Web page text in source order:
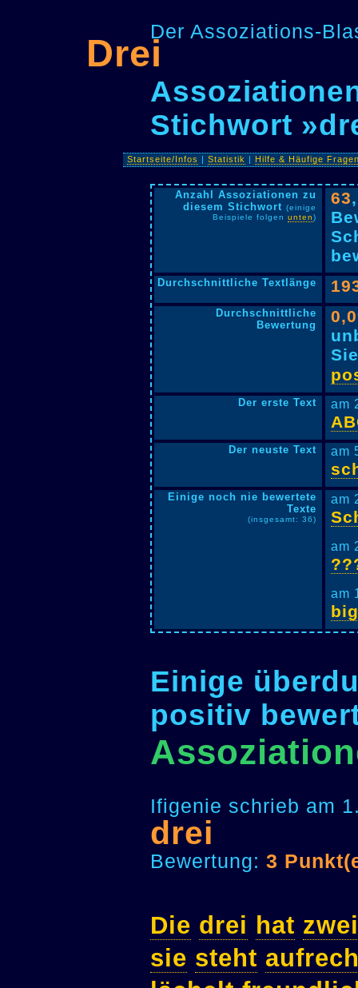
Der Assoziations-
Drei
Stichwort
Startseite/Infos |Statistik |Hilfe & Häufige
Anzahl Assoziationen zu
diesem Stichwort (einige
Beispiele folgen unten)
63
Durchschnittliche Textlänge
Durchschnittliche
Bewertung
Der erste Text am
Der neuste Text am
Einige noch nie bewertete
Texte
(insgesamt: 36)
am
am
am
Einige
positiv
Ifigenie schrieb am
drei
Bewertung: 3
Die drei hat zwei
sie steht